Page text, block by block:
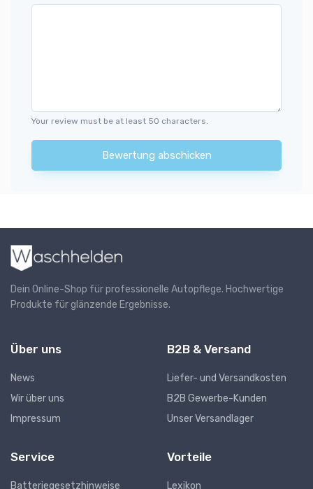
Your review must be at least 50 characters.
Bewertung abschicken
Dein Online-Shop für professionelle Autopflege. Hochwertige
Produkte für glänzende Ergebnisse.
Über uns
News
Wir über uns
Impressum
B2B & Versand
Liefer- und Versandkosten
B2B Gewerbe-Kunden
Unser Versandlager
Service
Batteriegesetzhinweise
Vorteile
Lexikon